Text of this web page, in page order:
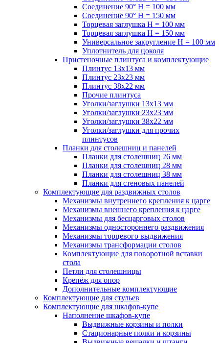
Соединение 90° H = 100 мм
Соединение 90° H = 150 мм
Торцевая заглушка H = 100 мм
Торцевая заглушка H = 150 мм
Универсальное закругление H = 100 мм
Уплотнитель для цоколя
Пристеночные плинтуса и комплектующие
Плинтус 13х13 мм
Плинтус 23х23 мм
Плинтус 38х22 мм
Прочие плинтуса
Уголки/заглушки 13х13 мм
Уголки/заглушки 23х23 мм
Уголки/заглушки 38х22 мм
Уголки/заглушки для прочих
плинтусов
Планки для столешниц и панелей
Планки для столешниц 26 мм
Планки для столешниц 28 мм
Планки для столешниц 38 мм
Планки для стеновых панелей
Комплектующие для раздвижных столов
Механизмы внутреннего крепления к царге
Механизмы внешнего крепления к царге
Механизмы для бесцарговых столов
Механизмы одностороннего раздвижения
Механизмы торцевого выдвижения
Механизмы трансформации столов
Комплектующие для поворотной вставки
стола
Петли для столешницы
Крепёж для опор
Дополнительные комплектующие
Комплектующие для стульев
Комплектующие для шкафов-купе
Наполнение шкафов-купе
Выдвижные корзины и полки
Стационарные полки и корзины